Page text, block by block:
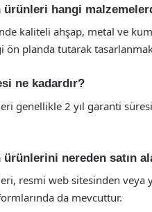
ürünleri hangi
kaliteli ahşap, metal ve
ön planda tutarak
ne kadardır?
genellikle 2 yıl garanti
ürünlerini nereden satın
resmi web sitesinden veya
da mevcuttur.